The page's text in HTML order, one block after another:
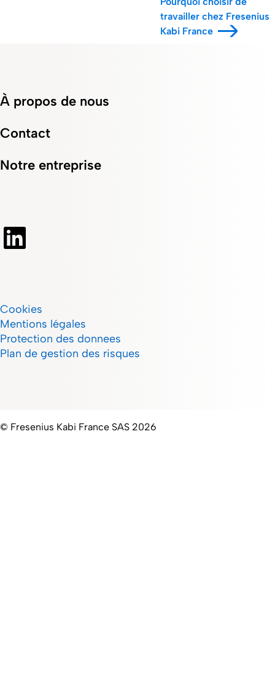
travailler chez Fresenius
Kabi France
À propos de nous
Contact
Notre entreprise
Cookies
Mentions légales
Protection des donnees
Plan de gestion des risques
© Fresenius Kabi France SAS 2026